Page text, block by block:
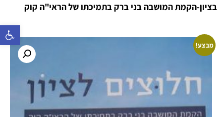
פתח סרגל
בציון-הקמת המושבה בני ברק בתמיכתו של הראי"ה קוק
מבצע!